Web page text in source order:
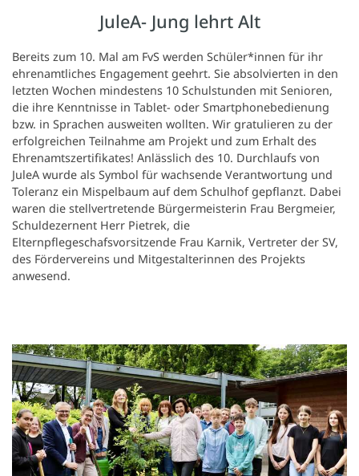
JuleA- Jung lehrt Alt
Bereits zum 10. Mal am FvS werden Schüler*innen für ihr
ehrenamtliches Engagement geehrt. Sie absolvierten in den
letzten Wochen mindestens 10 Schulstunden mit Senioren,
die ihre Kenntnisse in Tablet- oder Smartphonebedienung
bzw. in Sprachen ausweiten wollten. Wir gratulieren zu der
erfolgreichen Teilnahme am Projekt und zum Erhalt des
Ehrenamtszertifikates! Anlässlich des 10. Durchlaufs von
JuleA wurde als Symbol für wachsende Verantwortung und
Toleranz ein Mispelbaum auf dem Schulhof gepflanzt. Dabei
waren die stellvertretende Bürgermeisterin Frau Bergmeier,
Schuldezernent Herr Pietrek, die
Elternpflegeschafsvorsitzende Frau Karnik, Vertreter der SV,
des Fördervereins und Mitgestalterinnen des Projekts
anwesend.